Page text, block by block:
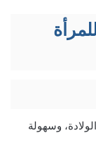
وسهولة